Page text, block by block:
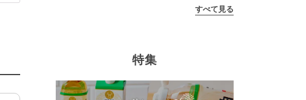
すべて見る
特集